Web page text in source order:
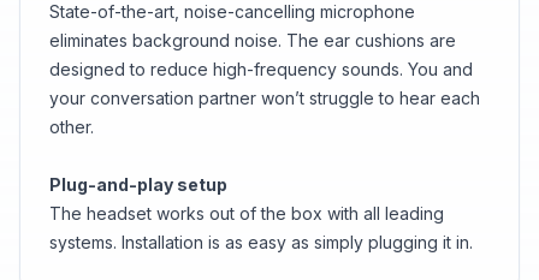
State-of-the-art, noise-cancelling microphone
eliminates background noise. The ear cushions are
designed to reduce high-frequency sounds. You and
your conversation partner won’t struggle to hear each
other.
Plug-and-play setup
The headset works out of the box with all leading
systems. Installation is as easy as simply plugging it in.